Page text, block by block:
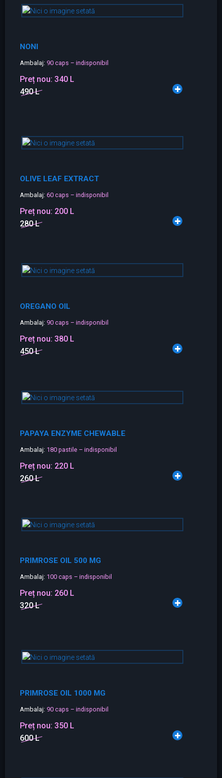
NONI
Ambalaj: 90 caps – indisponibil
Preț nou: 340 L
490 L
OLIVE LEAF EXTRACT
Ambalaj: 60 caps – indisponibil
Preț nou: 200 L
280 L
OREGANO OIL
Ambalaj: 90 caps – indisponibil
Preț nou: 380 L
450 L
PAPAYA ENZYME CHEWABLE
Ambalaj: 180 pastile – indisponibil
Preț nou: 220 L
260 L
PRIMROSE OIL 500 MG
Ambalaj: 100 caps – indisponibil
Preț nou: 260 L
320 L
PRIMROSE OIL 1000 MG
Ambalaj: 90 caps – indisponibil
Preț nou: 350 L
600 L